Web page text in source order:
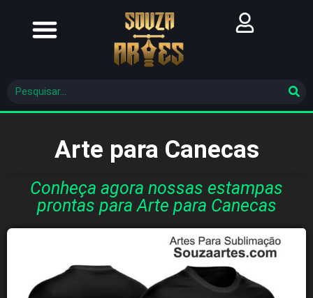
Arte para Canecas
Conheça agora nossas estampas
prontas para Arte para Canecas